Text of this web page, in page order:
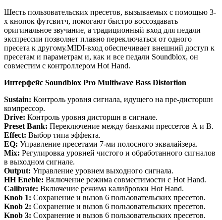
Шесть пользовательских пресетов, вызываемых с помощью 3-
х кнопок футсвитч, помогают быстро воссоздавать
оригинальное звучание, а традиционный вход для педали
экспрессии позволяет плавно переключаться от одного
пресета к другому.MIDI-вход обеспечивает внешний доступ к
пресетам и параметрам и, как и все педали Soundblox, он
совместим с контроллером Hot Hand.
Интерфейс Soundblox Pro Multiwave Bass Distortion
Sustain: Контроль уровня сигнала, идущего на пре-дисторшн
компрессор.
Drive: Контроль уровня дисторшн в сигнале.
Preset Bank: Переключение между банками прессетов А и В.
Effect: Выбор типа эффекта.
EQ: Управление пресетами 7-ми полосного эквалайзера.
Mix: Регулировка уровней чистого и обработанного сигналов
в выходном сигнале.
Output: Управление уровнем выходного сигнала.
HH Eneble: Включение режима совместимости с Hot Hand.
Calibrate: Включение режима калибровки Hot Hand.
Knob 1: Сохранение и вызов 6 пользовательских пресетов.
Knob 2: Сохранение и вызов 6 пользовательских пресетов.
Knob 3: Сохранение и вызов 6 пользовательских пресетов.